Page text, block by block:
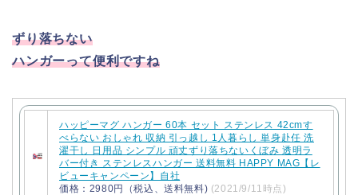
ずり落ちない
ハンガーって便利ですね
ハッピーマグ ハンガー 60本 セット ステンレス 42cmす
べらない おしゃれ 収納 引っ越し 1人暮らし 単身赴任 洗
濯干し 日用品 シンプル 頑丈ずり落ちないくぼみ 透明ラ
バー付き ステンレスハンガー 送料無料 HAPPY MAG【レ
ビューキャンペーン】自社
価格：2980円（税込、送料無料) (2021/9/11時点)